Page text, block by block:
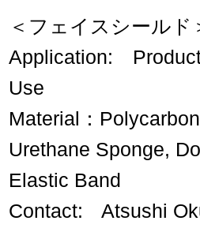
＜フェイスシールド
Application:
Use
Material：
Urethane Sponge,
Elastic Band
Contact: Atsushi